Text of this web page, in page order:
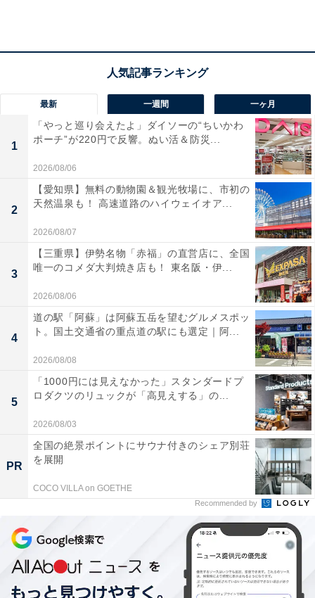
『ヘーゼルナッツ＆ミルク』香ばしいヘーゼルナ
ッツの濃厚な味わい！
ハーゲンダッツ 「CREAMY GELATO」『ヘーゼルナッツ＆ミルク』
ジェラートの本場であるイタリアでも大人気のフレーバ
ー「ヘーゼルナッツ」。トルコ産の良質なヘーゼルナッ
ツを高温でローストすることで、素材本来の味わいを最
大限に引き出し、香ばしい風味と濃厚な味わいが口いっ
ぱいに広がります。
ハーゲンダッツ北海道根釧地区で生まれた、こだわりの
最新 一週間 一ヶ月
1
「やっと巡り会えたよ」ダイソーの“ちいかわ
ポーチ”が220円で反響。ぬい活＆防災...
2026/08/06
2
【愛知県】無料の動物園＆観光牧場に、市初の
天然温泉も！ 高速道路のハイウェイオア...
2026/08/07
3
【三重県】伊勢名物「赤福」の直営店に、全国
唯一のコメダ大判焼き店も！ 東名阪・伊...
2026/08/06
4
道の駅「阿蘇」は阿蘇五岳を望むグルメスポッ
ト。国土交通省の重点道の駅にも選定｜阿...
2026/08/08
5
「1000円には見えなかった」スタンダードプ
ロダクツのリュックが「高見えする」の...
2026/08/03
PR
全国の絶景ポイントにサウナ付きのシェア別荘
を展開
COCO VILLA on GOETHE
Recommended by